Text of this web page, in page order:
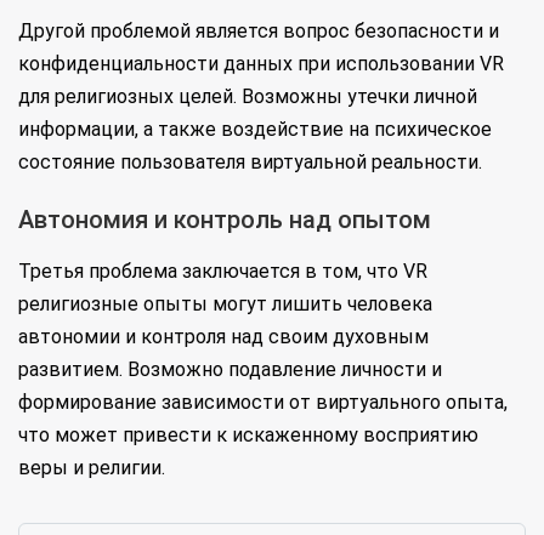
Другой проблемой является вопрос безопасности и
конфиденциальности данных при использовании VR
для религиозных целей. Возможны утечки личной
информации, а также воздействие на психическое
состояние пользователя виртуальной реальности.
Автономия и контроль над опытом
Третья проблема заключается в том, что VR
религиозные опыты могут лишить человека
автономии и контроля над своим духовным
развитием. Возможно подавление личности и
формирование зависимости от виртуального опыта,
что может привести к искаженному восприятию
веры и религии.